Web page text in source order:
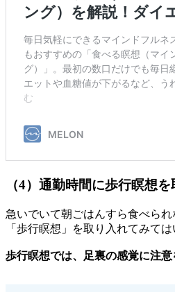
（4）通勤時間に歩行瞑想
急いでいて朝ごはんすら食べら
「歩行瞑想」を取り入れてみては
歩行瞑想では、足裏の感覚に注意